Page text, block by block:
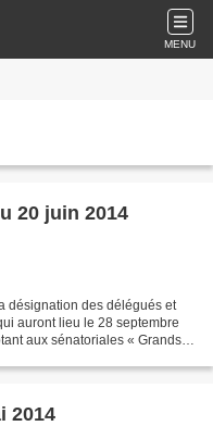
MENU
20 juin 2014
désignation des délégués et
auront lieu le 28 septembre
aux sénatoriales « Grands
2014